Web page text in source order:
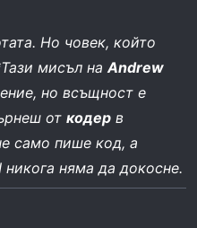
Но човек, който
мисъл наAndrew
но всъщност е
от кодер в
само пише код, а
никога няма да докосне.